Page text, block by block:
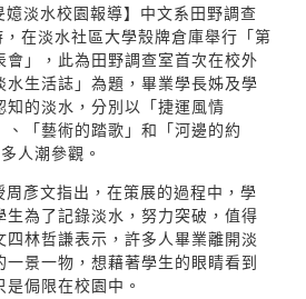
嬑淡水校園報導】中文系田野調查
在淡水社區大學殼牌倉庫舉行「第
會」，此為田野調查室首次在校外
水生活誌」為題，畢業學長姊及學
知的淡水，分別以「捷運風情
「藝術的踏歌」和「河邊的約
人潮參觀。
彥文指出，在策展的過程中，學
生為了記錄淡水，努力突破，值得
林哲謙表示，許多人畢業離開淡
一景一物，想藉著學生的眼睛看到
侷限在校園中。